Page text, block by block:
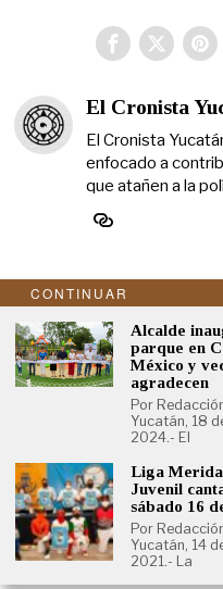
El Cronista
El Cronista
enfocado a
que atañen a la
NOSOTROS
El Cronista
enfocado a
temas que
Aviso
Deslinde sobre
CONTINUAR
Alcalde
parque en
México y
agradecen
Por
Yucatán, 18
2024.- El
Liga
Juvenil
sábado 16
Por
Yucatán, 14
2021.- La